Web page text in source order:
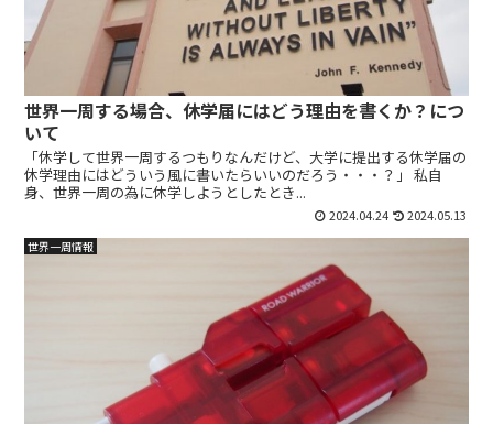
世界一周する場合、休学届にはどう理由を書くか？につ
いて
「休学して世界一周するつもりなんだけど、大学に提出する休学届の
休学理由にはどういう風に書いたらいいのだろう・・・？」 私自
身、世界一周の為に休学しようとしたとき...
2024.04.24 2024.05.13
世界一周情報